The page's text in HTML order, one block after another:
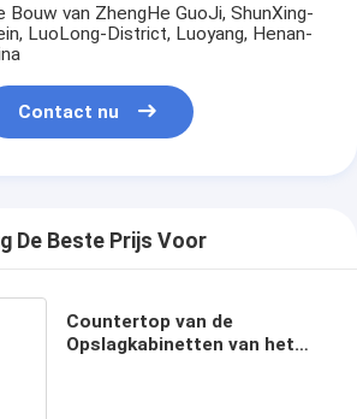
Bouw van ZhengHe GuoJi, ShunXing-
LuoLong-District, Luoyang, Henan-
Contact nu
De Beste Prijs Voor
Countertop van de
Opslagkabinetten van het